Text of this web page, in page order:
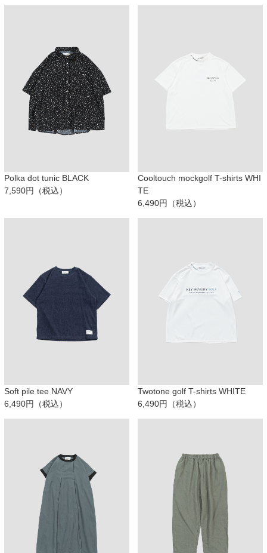
Polka dot tunic BLACK
7,590円（税込）
Cooltouch mockgolf T-shirts WHI
TE
6,490円（税込）
Soft pile tee NAVY
6,490円（税込）
Twotone golf T-shirts WHITE
6,490円（税込）